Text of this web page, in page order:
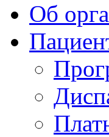
Об